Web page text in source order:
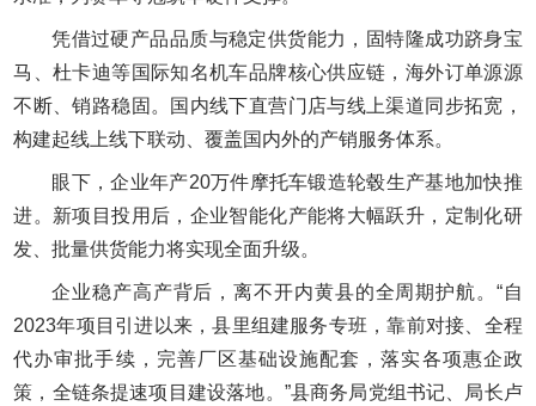
凭借过硬产品品质与稳定供货能力，固特隆成功跻身宝
马、杜卡迪等国际知名机车品牌核心供应链，海外订单源源
不断、销路稳固。国内线下直营门店与线上渠道同步拓宽，
构建起线上线下联动、覆盖国内外的产销服务体系。
眼下，企业年产20万件摩托车锻造轮毂生产基地加快推
进。新项目投用后，企业智能化产能将大幅跃升，定制化研
发、批量供货能力将实现全面升级。
企业稳产高产背后，离不开内黄县的全周期护航。“自
2023年项目引进以来，县里组建服务专班，靠前对接、全程
代办审批手续，完善厂区基础设施配套，落实各项惠企政
策，全链条提速项目建设落地。”县商务局党组书记、局长卢